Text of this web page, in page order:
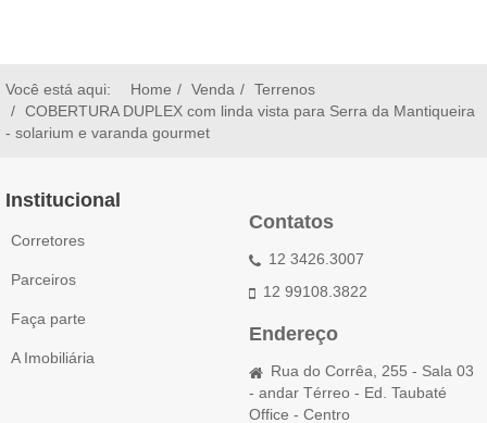
Você está aqui: Home Venda
Terrenos
COBERTURA DUPLEX com linda vista para Serra da Mantiqueira
- solarium e varanda gourmet
Institucional
Corretores
Parceiros
Faça parte
A Imobiliária
Contatos
12 3426.3007
12 99108.3822
Endereço
Rua do Corrêa, 255 - Sala 03
- andar Térreo - Ed. Taubaté
Office - Centro